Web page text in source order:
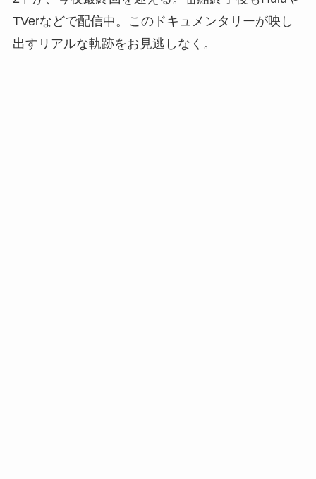
TVerなどで配信中。このドキュメンタリーが映し
出すリアルな軌跡をお見逃しなく。